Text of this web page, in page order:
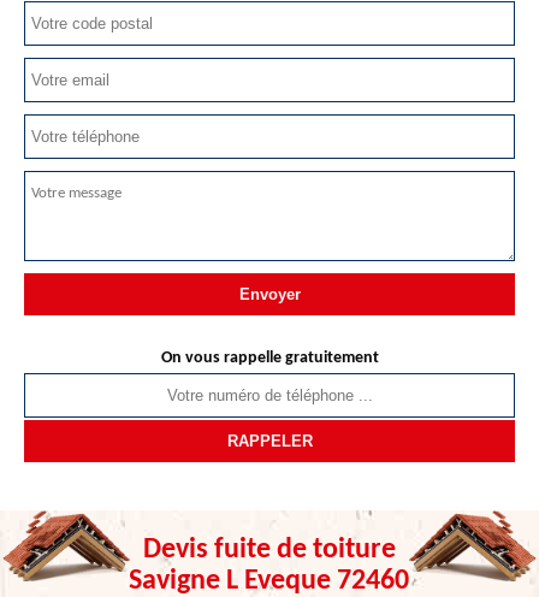
On vous rappelle gratuitement
Devis fuite de toiture
Savigne L Eveque 72460